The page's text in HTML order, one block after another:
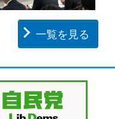
一覧を見る